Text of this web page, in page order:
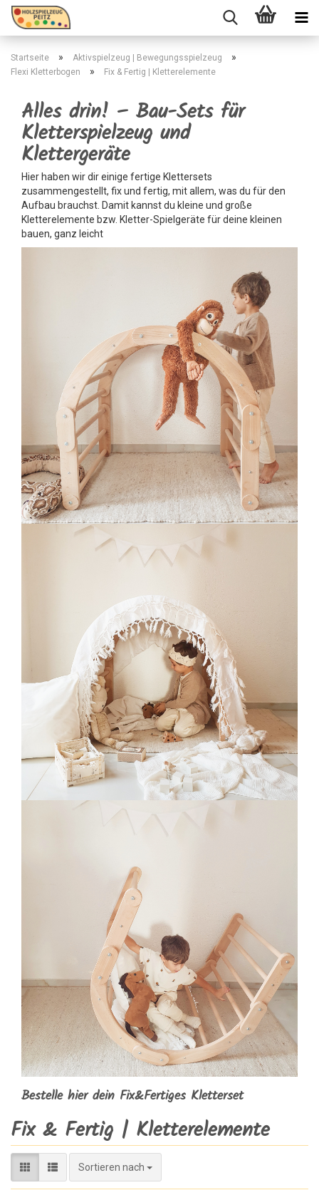
Startseite » Aktivspielzeug | Bewegungsspielzeug »
Flexi Kletterbogen » Fix & Fertig | Kletterelemente
Alles drin! – Bau-Sets für
Kletterspielzeug und
Klettergeräte
Hier haben wir dir einige fertige Klettersets
zusammengestellt, fix und fertig, mit allem, was du für den
Aufbau brauchst. Damit kannst du kleine und große
Kletterelemente bzw. Kletter-Spielgeräte für deine kleinen
bauen, ganz leicht
Bestelle hier dein Fix&Fertiges Kletterset
Fix & Fertig | Kletterelemente
Sortieren nach
Sortieren nach